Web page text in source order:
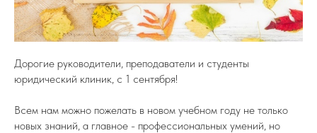
Дорогие руководители, преподаватели и студенты
юридический клиник, с 1 сентября!
Всем нам можно пожелать в новом учебном году не только
новых знаний, а главное - профессиональных умений, но